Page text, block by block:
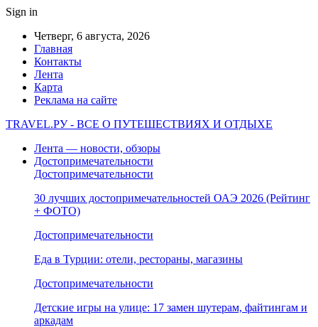
Sign in
Четверг, 6 августа, 2026
Главная
Контакты
Лента
Карта
Реклама на сайте
TRAVEL.РУ - ВСЕ О ПУТЕШЕСТВИЯХ И ОТДЫХЕ
Лента — новости, обзоры
Достопримечательности
Достопримечательности
30 лучших достопримечательностей ОАЭ 2026 (Рейтинг
+ ФОТО)
Достопримечательности
Еда в Турции: отели, рестораны, магазины
Достопримечательности
Детские игры на улице: 17 замен шутерам, файтингам и
аркадам